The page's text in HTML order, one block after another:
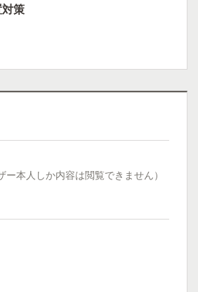
策
ー本人しか内容は閲覧できません）